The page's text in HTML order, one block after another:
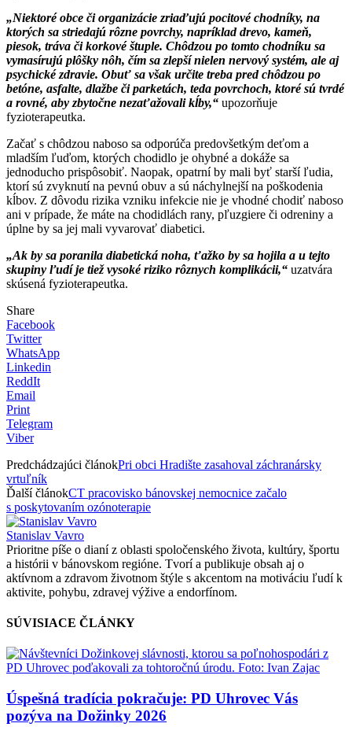
„Niektoré obce či organizácie zriaďujú pocitové chodníky, na
ktorých sa striedajú rôzne povrchy, napríklad drevo, kameň,
piesok, tráva či korkové štuple. Chôdzou po tomto chodníku sa
vymasírujú plôšky nôh, čím sa zlepší nielen nervový systém, ale aj
psychické zdravie. Obuť sa však určite treba pred chôdzou po
betóne, asfalte, dlažbe či parketách, teda povrchoch, ktoré sú tvrdé
a rovné, aby zbytočne nezaťažovali kĺby,“ upozorňuje
fyzioterapeutka.
Začať s chôdzou naboso sa odporúča predovšetkým deťom a
mladším ľuďom, ktorých chodidlo je ohybné a dokáže sa
jednoducho prispôsobiť. Naopak, opatrní by mali byť starší ľudia,
ktorí sú zvyknutí na pevnú obuv a sú náchylnejší na poškodenia
kĺbov. Z dôvodu rizika vzniku infekcie nie je vhodné chodiť naboso
ani v prípade, že máte na chodidlách rany, pľuzgiere či odreniny a
úplne by sa jej mali vyvarovať diabetici.
„Ak by sa poranila diabetická noha, ťažko by sa hojila a u tejto
skupiny ľudí je tiež vysoké riziko rôznych komplikácii,“ uzatvára
skúsená fyzioterapeutka.
Share
Facebook
Twitter
WhatsApp
Linkedin
ReddIt
Email
Print
Telegram
Viber
Predchádzajúci článokPri obci Hradište zasahoval záchranársky
vrtuľník
Ďalší článokCT pracovisko bánovskej nemocnice začalo
s poskytovaním ozónoterapie
Stanislav Vavro
Prioritne píše o dianí z oblasti spoločenského života, kultúry, športu
a histórii v bánovskom regióne. Tvorí a publikuje obsah aj o
aktívnom a zdravom životnom štýle s akcentom na motiváciu ľudí k
aktivite, pohybu, zdravej výžive a endorfínom.
SÚVISIACE ČLÁNKY
Úspešná tradícia pokračuje: PD Uhrovec Vás
pozýva na Dožinky 2026